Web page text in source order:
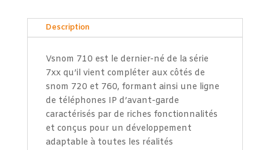
Description
Vsnom 710 est le dernier-né de la série
7xx qu’il vient compléter aux côtés de
snom 720 et 760, formant ainsi une ligne
de téléphones IP d’avant-garde
caractérisés par de riches fonctionnalités
et conçus pour un développement
adaptable à toutes les réalités